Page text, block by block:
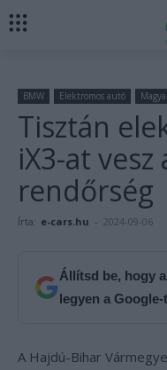
BMW Elektromos autó
Tisztán
iX3-at
rendőrség
Írta: e-cars.hu - 2024-09-06
Állítsd be, hogy
legyen a
A Hajdú-Bihar